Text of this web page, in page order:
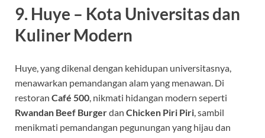
9. Huye – Kota Universitas dan
Kuliner Modern
Huye, yang dikenal dengan kehidupan universitasnya,
menawarkan pemandangan alam yang menawan. Di
restoran Café 500 , nikmati hidangan modern seperti
Rwandan Beef Burgerdan Chicken Piri Piri , sambil
menikmati pemandangan pegunungan yang hijau dan